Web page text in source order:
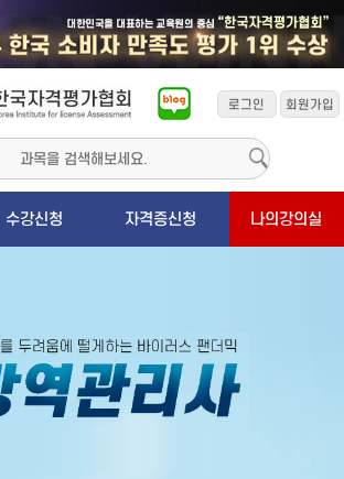
수강신청 자격증신청 나의강의실